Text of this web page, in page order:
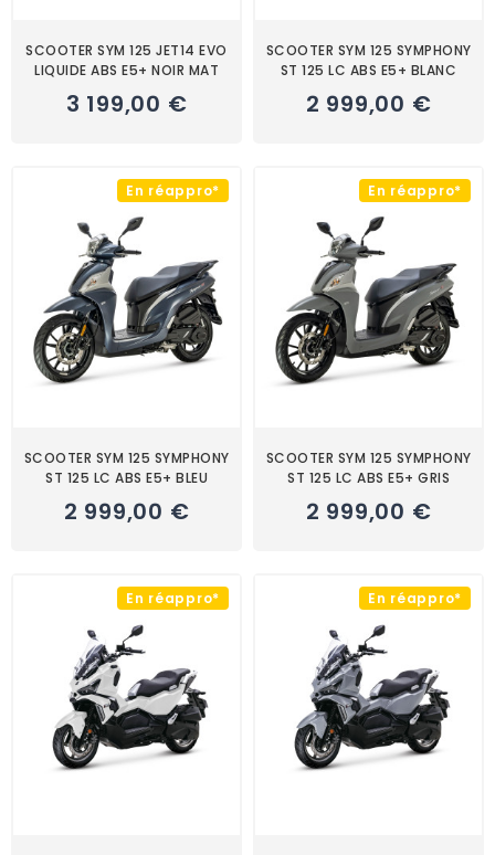
SCOOTER SYM 125 JET14 EVO
LIQUIDE ABS E5+ NOIR MAT
3 199,00 €
SCOOTER SYM 125 SYMPHONY
ST 125 LC ABS E5+ BLANC
2 999,00 €
En réappro*
SCOOTER SYM 125 SYMPHONY
ST 125 LC ABS E5+ BLEU
2 999,00 €
En réappro*
SCOOTER SYM 125 SYMPHONY
ST 125 LC ABS E5+ GRIS
2 999,00 €
En réappro* En réappro*